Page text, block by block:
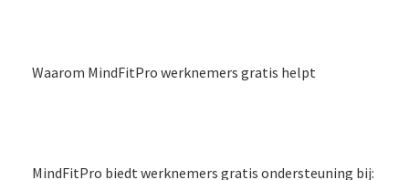
Waarom MindFitPro werknemers gratis helpt
MindFitPro biedt werknemers gratis ondersteuning bij: